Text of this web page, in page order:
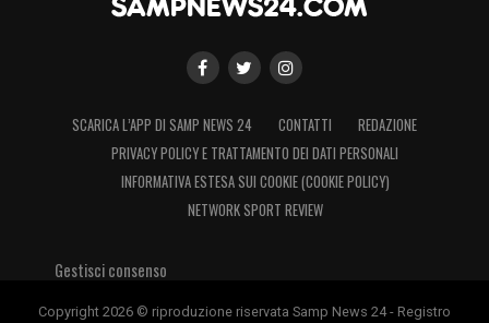
SCARICA L’APP DI SAMP NEWS 24 CONTATTI
REDAZIONE
PRIVACY POLICY E TRATTAMENTO DEI DATI PERSONALI
INFORMATIVA ESTESA SUI COOKIE (COOKIE POLICY)
NETWORK SPORT REVIEW
Gestisci consenso
Copyright 2026 © riproduzione riservata Samp News 24 - Registro